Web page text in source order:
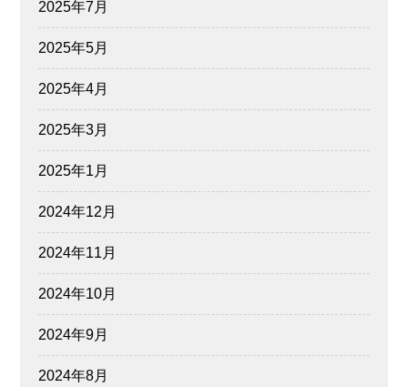
2025年7月
2025年5月
2025年4月
2025年3月
2025年1月
2024年12月
2024年11月
2024年10月
2024年9月
2024年8月